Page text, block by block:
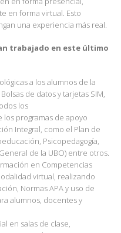
en forma virtual. Esto
una experiencia más real.
trabajado en este último
a los alumnos de la
de datos y tarjetas SIM,
los
programas de apoyo
Integral, como el Plan de
Psicopedagogía,
de la UBO) entre otros.
en Competencias
virtual, realizando
Normas APA y uso de
alumnos, docentes y
en salas de clase,